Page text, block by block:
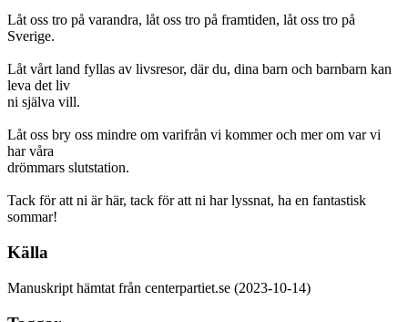
Låt oss tro på varandra, låt oss tro på framtiden, låt oss tro på
Sverige.
Låt vårt land fyllas av livsresor, där du, dina barn och barnbarn kan
leva det liv
ni själva vill.
Låt oss bry oss mindre om varifrån vi kommer och mer om var vi
har våra
drömmars slutstation.
Tack för att ni är här, tack för att ni har lyssnat, ha en fantastisk
sommar!
Källa
Manuskript hämtat från centerpartiet.se (2023-10-14)